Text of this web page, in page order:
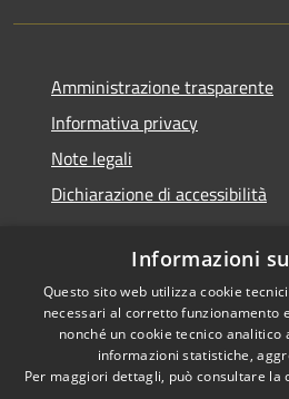
Amministrazione trasparente
Informativa privacy
Note legali
Dichiarazione di accessibilità
RSS
Accessibilità
Cookie
Informazioni
Questo sito web utilizza cookie
necessari al corretto funzionamento
nonché un cookie tecnico
informazioni statistiche,
Per maggiori dettagli, può consultare la